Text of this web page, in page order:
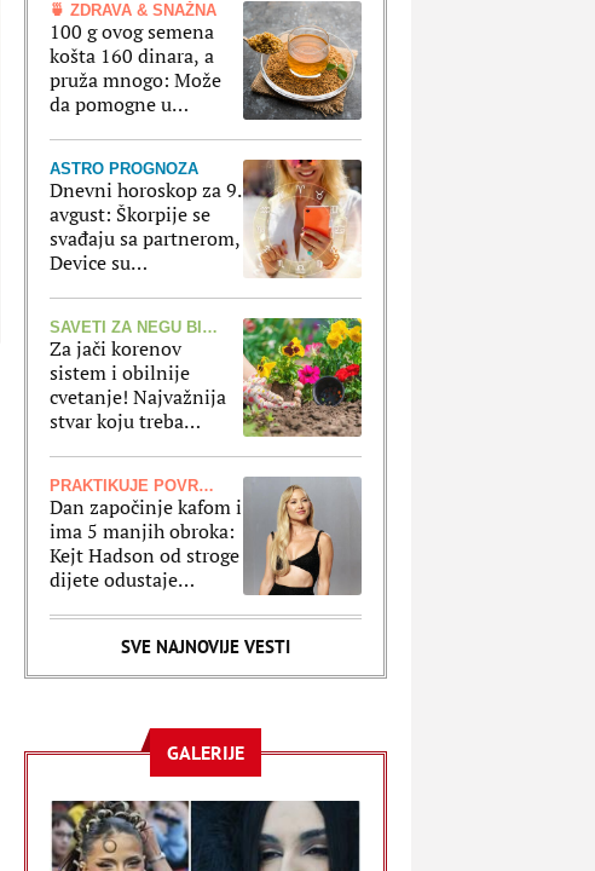
🍵 ZDRAVA & SNAŽNA
100 g ovog semena
košta 160 dinara, a
pruža mnogo: Može
da pomogne u
ASTRO PROGNOZA
Dnevni horoskop za 9.
avgust: Škorpije se
svađaju sa partnerom,
Device su
SAVETI ZA NEGU BILJAKA
Za jači korenov
sistem i obilnije
cvetanje! Najvažnija
stvar koju treba
PRAKTIKUJE POVREMENI POST
Dan započinje kafom i
ima 5 manjih obroka:
Kejt Hadson od stroge
dijete odustaje
zbog ovog jela
SVE NAJNOVIJE VESTI
GALERIJE